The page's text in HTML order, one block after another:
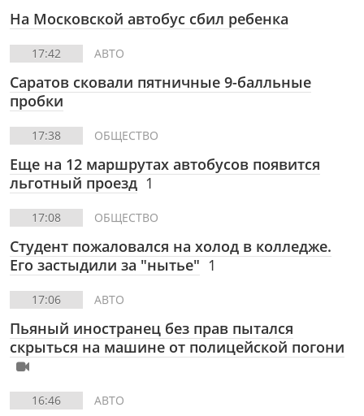
На Московской автобус сбил ребенка
17:42 АВТО
Саратов сковали пятничные 9-балльные
пробки
17:38 ОБЩЕСТВО
Еще на 12 маршрутах автобусов появится
льготный проезд 1
17:08 ОБЩЕСТВО
Студент пожаловался на холод в колледже.
Его застыдили за "нытье" 1
17:06 АВТО
Пьяный иностранец без прав пытался
скрыться на машине от полицейской погони
16:46 АВТО